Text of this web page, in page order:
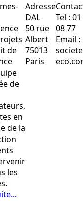
de
de
en
de la
les
Adresse
DAL
50 rue
Albert
75013
Paris
Tel :
08 77
Email :